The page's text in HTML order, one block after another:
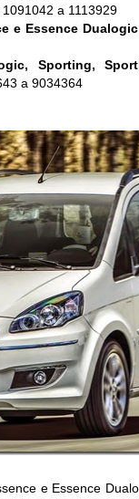
a 1113929
e Essence
Sporting,
a 9034364
e Essence